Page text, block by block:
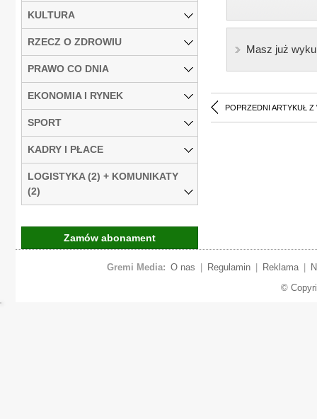
Masz już
POPRZEDNI ARTYKUŁ Z
KULTURA
RZECZ O ZDROWIU
PRAWO CO DNIA
EKONOMIA I RYNEK
SPORT
KADRY I PŁACE
LOGISTYKA (2) + KOMUNIKATY
(2)
Zamów abonament
Gremi Media: O nas Regulamin Reklama
©